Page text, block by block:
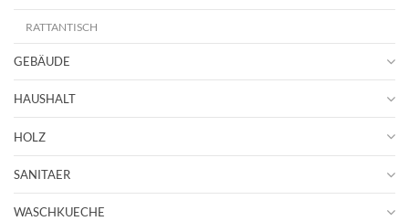
RATTANTISCH
GEBÄUDE
HAUSHALT
HOLZ
SANITAER
WASCHKUECHE